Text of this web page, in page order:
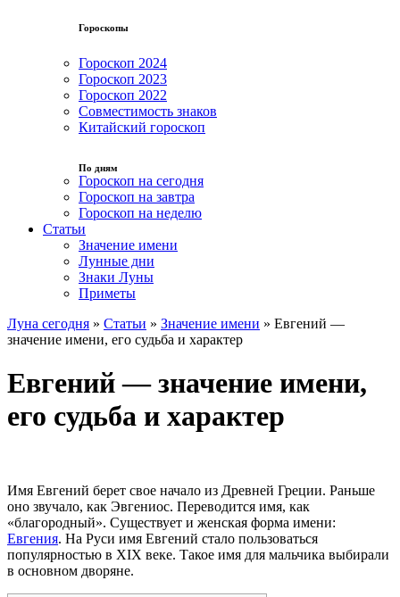
Гороскопы
Гороскоп 2024
Гороскоп 2023
Гороскоп 2022
Совместимость знаков
Китайский гороскоп
По дням
Гороскоп на сегодня
Гороскоп на завтра
Гороскоп на неделю
Статьи
Значение имени
Лунные дни
Знаки Луны
Приметы
Луна сегодня » Статьи » Значение имени » Евгений —
значение имени, его судьба и характер
Евгений — значение имени,
его судьба и характер
Имя Евгений берет свое начало из Древней Греции. Раньше
оно звучало, как Эвгениос. Переводится имя, как
«благородный». Существует и женская форма имени:
Евгения. На Руси имя Евгений стало пользоваться
популярностью в XIX веке. Такое имя для мальчика выбирали
в основном дворяне.